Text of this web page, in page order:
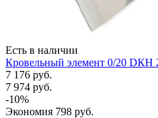
Есть в наличии
Кровельный элемент 0/20 DКH
7 176 руб.
7 974 руб.
-10%
Экономия 798 руб.